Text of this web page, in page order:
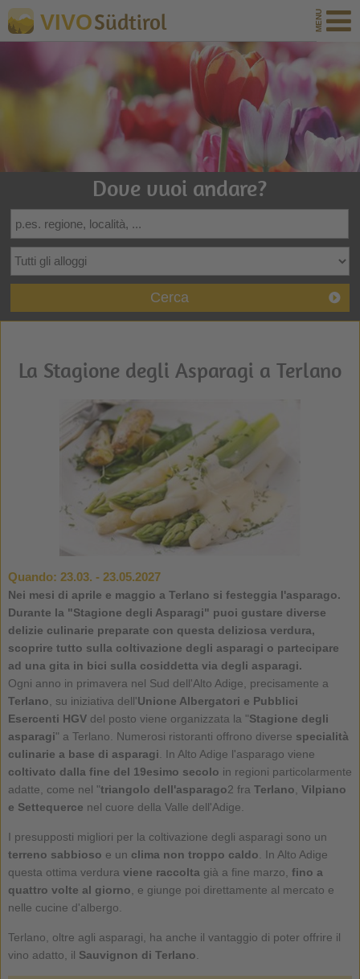
VIVOSüdtirol
Dove vuoi andare?
Cerca
La Stagione degli Asparagi a Terlano
Quando: 23.03. - 23.05.2027
Nei mesi di aprile e maggio a Terlano si festeggia l'asparago.
Durante la "Stagione degli Asparagi" puoi gustare diverse
delizie culinarie preparate con questa deliziosa verdura,
scoprire tutto sulla coltivazione degli asparagi o partecipare
ad una gita in bici sulla cosiddetta via degli asparagi.
Ogni anno in primavera nel Sud dell'Alto Adige, precisamente a
Terlano , su iniziativa dell'Unione Albergatori e Pubblici
Esercenti HGVdel posto viene organizzata la "Stagione degli
asparagi" a Terlano. Numerosi ristoranti offrono diverse specialità
culinarie a base di asparagi . In Alto Adige l'asparago viene
coltivato dalla fine del 19esimo secolo in regioni particolarmente
adatte, come nel "triangolo dell'asparago2 fra Terlano Vilpiano
e Settequerce nel cuore della Valle dell'Adige.
I presupposti migliori per la coltivazione degli asparagi sono un
terreno sabbioso e un clima non troppo caldo . In Alto Adige
questa ottima verdura viene raccolta già a fine marzo, fino a
quattro volte al giorno , e giunge poi direttamente al mercato e
nelle cucine d'albergo.
Terlano, oltre agli asparagi, ha anche il vantaggio di poter offrire il
vino adatto, il Sauvignon di Terlano